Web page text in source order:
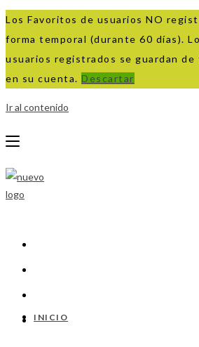
Los Favoritos de usuarios NO
forma temporal (durante 60 días).
usuarios registrados se guardan de
en su cuenta. Descartar
Ir al contenido
INICIO